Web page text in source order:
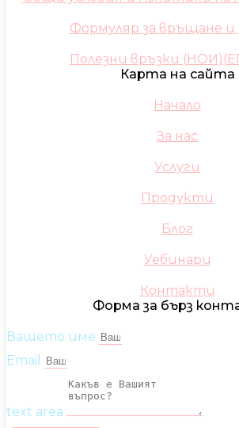
Формуляр за връщане и
Полезни връзки
Карта на сайта
Начало
За нас
Услуги
Продукти
Блог
Уебинари
Контакти
Форма за бърз
Вашето име
Email
text area